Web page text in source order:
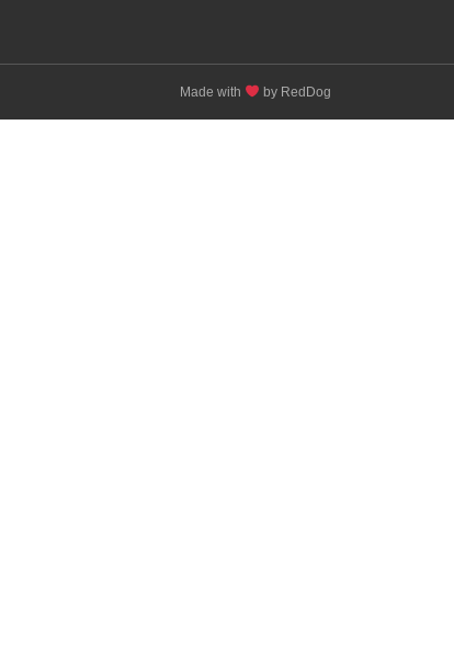
Made with by RedDog